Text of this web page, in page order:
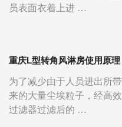
员表面衣着上进 …
重庆L型转角风淋房使用原理
为了减少由于人员进出所带
来的大量尘埃粒子，经高效
过滤器过滤后的 …